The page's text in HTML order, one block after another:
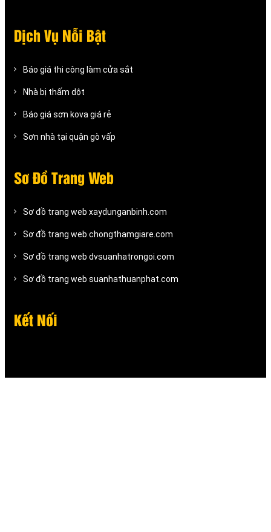
Dịch Vụ Nỗi Bật
Báo giá thi công làm cửa sắt
Nhà bị thấm dột
Báo giá sơn kova giá rẻ
Sơn nhà tại quận gò vấp
Sơ Đồ Trang Web
Sơ đồ trang web xaydunganbinh.com
Sơ đồ trang web chongthamgiare.com
Sơ đồ trang web dvsuanhatrongoi.com
Sơ đồ trang web suanhathuanphat.com
Kết Nối